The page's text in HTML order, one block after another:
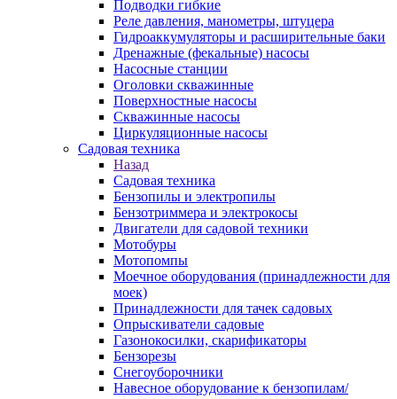
Подводки гибкие
Реле давления, манометры, штуцера
Гидроаккумуляторы и расширительные баки
Дренажные (фекальные) насосы
Насосные станции
Оголовки скважинные
Поверхностные насосы
Скважинные насосы
Циркуляционные насосы
Садовая техника
Назад
Садовая техника
Бензопилы и электропилы
Бензотриммера и электрокосы
Двигатели для садовой техники
Мотобуры
Мотопомпы
Моечное оборудования (принадлежности для
моек)
Принадлежности для тачек садовых
Опрыскиватели садовые
Газонокосилки, скарификаторы
Бензорезы
Снегоуборочники
Навесное оборудование к бензопилам/